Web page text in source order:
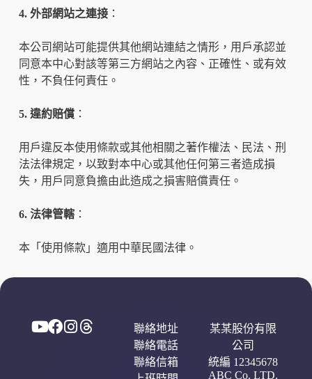
4. 外部網站之連接：
本公司網站可能提供其他網站連結之情形，用戶承認並
同意本中心對該等第三方網站之內容、正確性、或有效
性，不負任何責任。
5. 違約賠償：
用戶違反本使用條款或其他相關之著作權法、民法、刑
法法律規定，以致對本中心或其他任何第三者造成損
失，用戶同意負擔由此造成之損害賠償責任。
6. 法律管轄：
本「使用條款」適用中華民國法律。
某某股份有限
公司
統編 12345678
ABC Co. LTD.
聯絡地址
聯絡電話
聯絡信箱